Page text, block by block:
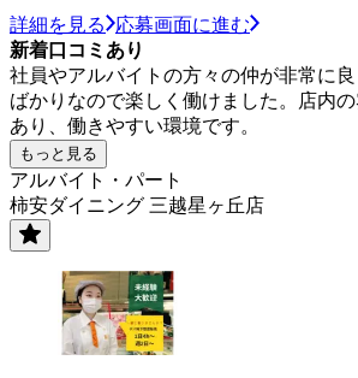
詳細を見る
応募画面に進む
新着口コミあり
社員やアルバイトの方々の仲が非常に
ばかりなので楽しく働けました。店内
あり、働きやすい環境です。
もっと見る
アルバイト・パート
柿安ダイニング 三越星ヶ丘店